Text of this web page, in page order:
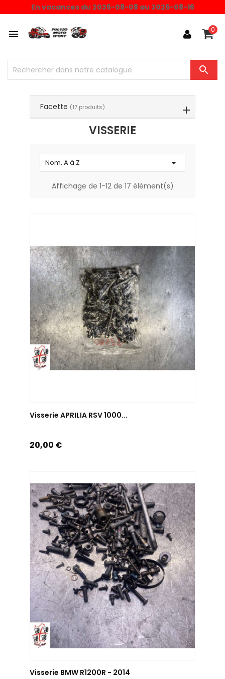
En vacances du 2026-08-08 au 2026-08-16
 0

Facette (17 produits)
VISSERIE
Nom, A à Z 
Affichage de 1-12 de 17 élément(s)
Visserie APRILIA RSV 1000...
Prix
20,00 €
Visserie BMW R1200R - 2014
Choisissez une valeur...